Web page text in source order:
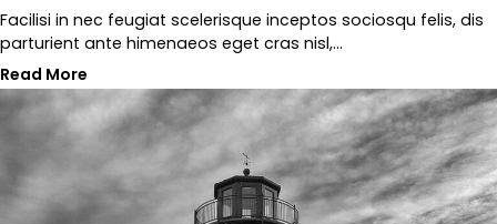
Facilisi in nec feugiat scelerisque inceptos sociosqu felis, dis
parturient ante himenaeos eget cras nisl,…
Read More